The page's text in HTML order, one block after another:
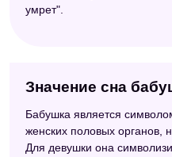
умрет".
Значение сна
Бабушка является
женских половых органов,
Для девушки она